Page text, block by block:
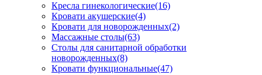
Кресла гинекологические(16)
Кровати акушерские(4)
Кровати для новорожденных(2)
Массажные столы(63)
Столы для санитарной обработки
новорожденных(8)
Кровати функциональные(47)